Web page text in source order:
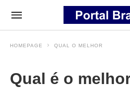
HOMEPAGE QUAL O MELHOR
Qual é o